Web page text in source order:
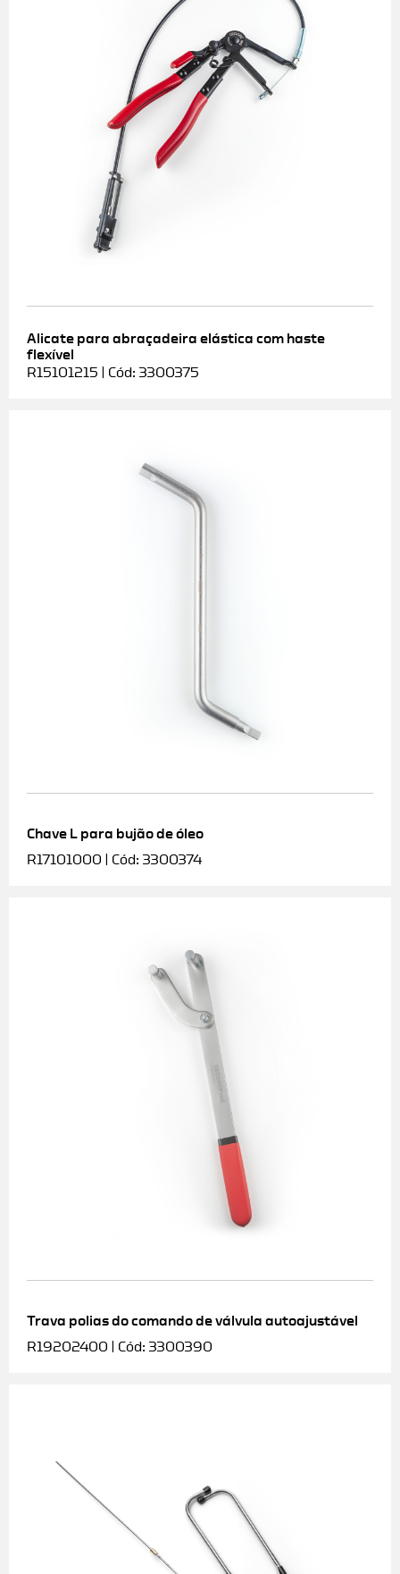
Alicate para abraçadeira elástica com haste
flexível
R15101215 | Cód: 3300375
Chave L para bujão de óleo
R17101000 | Cód: 3300374
Trava polias do comando de válvula autoajustável
R19202400 | Cód: 3300390